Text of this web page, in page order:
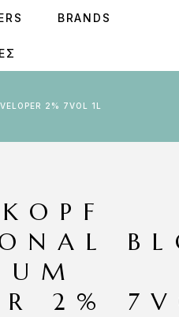
BRANDS
2% 7VOL 1L
2%